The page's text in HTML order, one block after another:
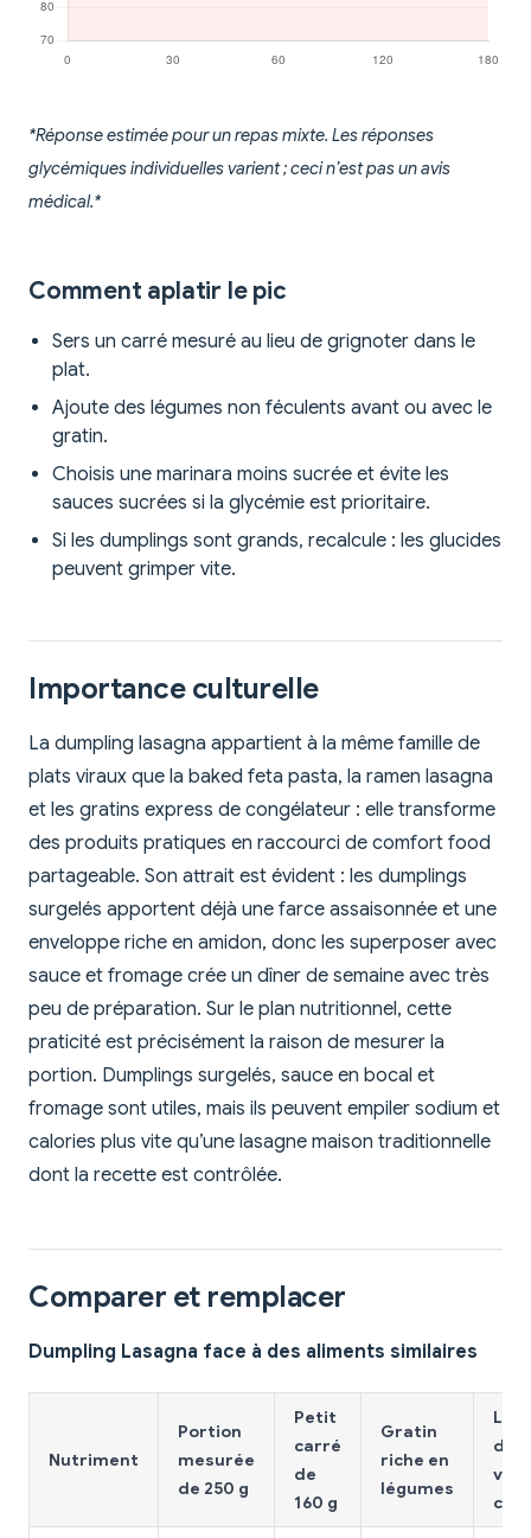
*Réponse estimée pour un repas mixte. Les réponses
glycémiques individuelles varient ; ceci n’est pas un avis
médical.*
Comment aplatir le pic
Sers un carré mesuré au lieu de grignoter dans le
plat.
Ajoute des légumes non féculents avant ou avec le
gratin.
Choisis une marinara moins sucrée et évite les
sauces sucrées si la glycémie est prioritaire.
Si les dumplings sont grands, recalcule : les glucides
peuvent grimper vite.
Importance culturelle
La dumpling lasagna appartient à la même famille de
plats viraux que la baked feta pasta, la ramen lasagna
et les gratins express de congélateur : elle transforme
des produits pratiques en raccourci de comfort food
partageable. Son attrait est évident : les dumplings
surgelés apportent déjà une farce assaisonnée et une
enveloppe riche en amidon, donc les superposer avec
sauce et fromage crée un dîner de semaine avec très
peu de préparation. Sur le plan nutritionnel, cette
praticité est précisément la raison de mesurer la
portion. Dumplings surgelés, sauce en bocal et
fromage sont utiles, mais ils peuvent empiler sodium et
calories plus vite qu’une lasagne maison traditionnelle
dont la recette est contrôlée.
Comparer et remplacer
Dumpling Lasagna face à des aliments similaires
Nutriment
Portion
mesurée
de 250 g
Petit
carré
de
160 g
Gratin
riche en
légumes
de